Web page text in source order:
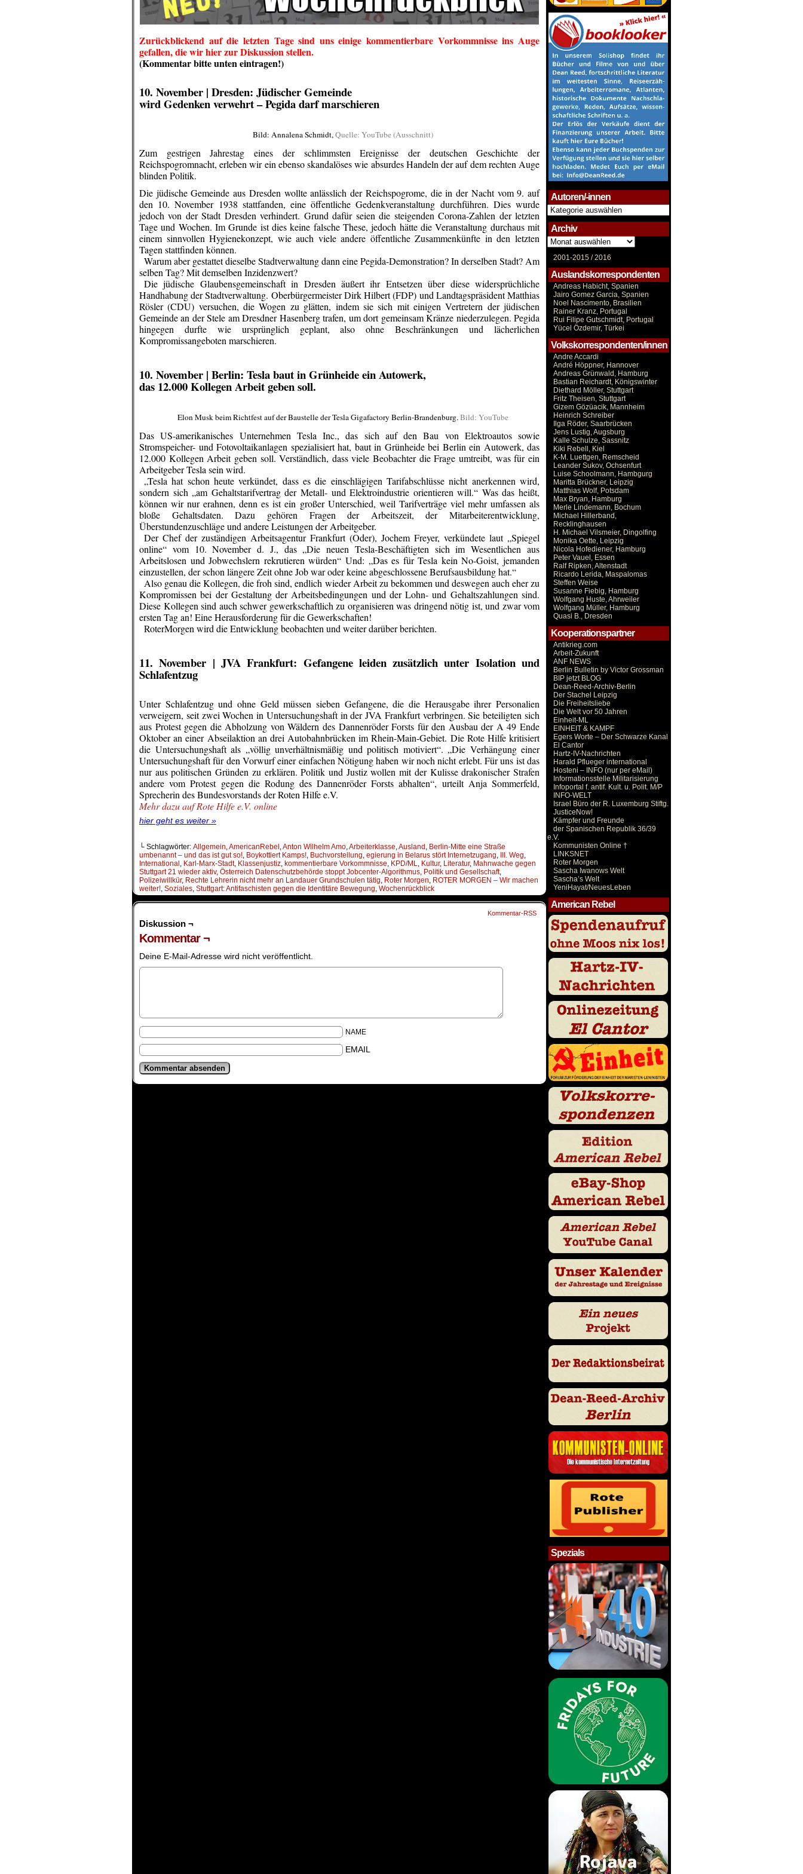
Zurückblickend auf die letzten Tage sind uns einige kommentierbare Vorkommnisse ins Auge
gefallen, die wir hier zur Diskussion stellen.
(Kommentar bitte unten eintragen!)
10. November | Dresden: Jüdischer Gemeinde
wird Gedenken verwehrt – Pegida darf marschieren
Bild: Annalena Schmidt,Quelle: YouTube (Ausschnitt)
Zum gestrigen Jahrestag eines der schlimmsten Ereignisse der deutschen Geschichte der
Reichspogromnacht, erleben wir ein ebenso skandalöses wie absurdes Handeln der auf dem rechten Auge
blinden Politik.
Die jüdische Gemeinde aus Dresden wollte anlässlich der Reichspogrome, die in der Nacht vom 9. auf
den 10. November 1938 stattfanden, eine öffentliche Gedenkveranstaltung durchführen. Dies wurde
jedoch von der Stadt Dresden verhindert. Grund dafür seien die steigenden Corona-Zahlen der letzten
Tage und Wochen. Im Grunde ist dies keine falsche These, jedoch hätte die Veranstaltung durchaus mit
einem sinnvollen Hygienekonzept, wie auch viele andere öffentliche Zusammenkünfte in den letzten
Tagen stattfinden können.
Warum aber gestattet dieselbe Stadtverwaltung dann eine Pegida-Demonstration? In derselben Stadt? Am
selben Tag? Mit demselben Inzidenzwert?
Die jüdische Glaubensgemeinschaft in Dresden äußert ihr Entsetzen über diese widersprüchliche
Handhabung der Stadtverwaltung. Oberbürgermeister Dirk Hilbert (FDP) und Landtagspräsident Matthias
Rösler (CDU) versuchen, die Wogen zu glätten, indem sie sich mit einigen Vertretern der jüdischen
Gemeinde an der Stele am Dresdner Hasenberg trafen, um dort gemeinsam Kränze niederzulegen. Pegida
hingegen durfte wie ursprünglich geplant, also ohne Beschränkungen und lächerlichen
Kompromissangeboten marschieren.
10. November | Berlin: Tesla baut in Grünheide ein Autowerk,
das 12.000 Kollegen Arbeit geben soll.
Elon Musk beim Richtfest auf der Baustelle der Tesla Gigafactory Berlin-Brandenburg.Bild: YouTube
Das US-amerikanisches Unternehmen Tesla Inc., das sich auf den Bau von Elektroautos sowie
Stromspeicher- und Fotovoltaikanlagen spezialisiert hat, baut in Grünheide bei Berlin ein Autowerk, das
12.000 Kollegen Arbeit geben soll. Verständlich, dass viele Beobachter die Frage umtreibt, was für ein
Arbeitgeber Tesla sein wird.
„Tesla hat schon heute verkündet, dass es die einschlägigen Tarifabschlüsse nicht anerkennen wird,
sondern sich „am Gehaltstarifvertrag der Metall- und Elektroindustrie orientieren will.“ Was das heißt,
können wir nur erahnen, denn es ist ein großer Unterschied, weil Tarifverträge viel mehr umfassen als
bloße Gehaltsdaten. Dazu gehören Fragen der Arbeitszeit, der Mitarbeiterentwicklung,
Überstundenzuschläge und andere Leistungen der Arbeitgeber.
Der Chef der zuständigen Arbeitsagentur Frankfurt (Oder), Jochem Freyer, verkündete laut „Spiegel
online“ vom 10. November d. J., das „Die neuen Tesla-Beschäftigten sich im Wesentlichen aus
Arbeitslosen und Jobwechslern rekrutieren würden“ Und: „Das es für Tesla kein No-Goist, jemanden
einzustellen, der schon längere Zeit ohne Job war oder keine abgeschlossene Berufsausbildung hat.“
Also genau die Kollegen, die froh sind, endlich wieder Arbeit zu bekommen und deswegen auch eher zu
Kompromissen bei der Gestaltung der Arbeitsbedingungen und der Lohn- und Gehaltszahlungen sind.
Diese Kollegen sind auch schwer gewerkschaftlich zu organisieren was dringend nötig ist, und zwar vom
ersten Tag an! Eine Herausforderung für die Gewerkschaften!
RoterMorgen wird die Entwicklung beobachten und weiter darüber berichten.
11. November | JVA Frankfurt: Gefangene leiden zusätzlich unter Isolation und
Schlafentzug
Unter Schlafentzug und ohne Geld müssen sieben Gefangene, die die Herausgabe ihrer Personalien
verweigern, seit zwei Wochen in Untersuchungshaft in der JVA Frankfurt verbringen. Sie beteiligten sich
aus Protest gegen die Abholzung von Wäldern des Dannenröder Forsts für den Ausbau der A 49 Ende
Oktober an einer Abseilaktion an drei Autobahnbrücken im Rhein-Main-Gebiet. Die Rote Hilfe kritisiert
die Untersuchungshaft als „völlig unverhältnismäßig und politisch motiviert“. „Die Verhängung einer
Untersuchungshaft für den Vorwurf einer einfachen Nötigung haben wir noch nicht erlebt. Für uns ist das
nur aus politischen Gründen zu erklären. Politik und Justiz wollen mit der Kulisse drakonischer Strafen
andere vom Protest gegen die Rodung des Dannenröder Forsts abhalten“, urteilt Anja Sommerfeld,
Sprecherin des Bundesvorstands der Roten Hilfe e.V.
Mehr dazu auf Rote Hilfe e.V. online
hier geht es weiter »
└ Schlagwörter: Allgemein,AmericanRebel ,Anton Wilhelm Amo,Arbeiterklasse,Ausland , Berlin-Mitte eine Straße
umbenannt – und das ist gut so!, Boykottiert Kamps!, Buchvorstellung, egierung in Belarus stört Internetzugang, III. Weg,
International , Karl-Marx-Stadt, Klassenjustiz, kommentierbare Vorkommnisse, KPD/ML, Kultur, Literatur, Mahnwache gegen
Stuttgart 21 wieder aktiv, Österreich Datenschutzbehörde stoppt Jobcenter-Algorithmus, Politik und Gesellschaft,
Polizeiwillkür, Rechte Lehrerin nicht mehr an Landauer Grundschulen tätig, Roter Morgen, ROTER MORGEN – Wir machen
weiter!, Soziales, Stuttgart: Antifaschisten gegen die Identitäre Bewegung, Wochenrückblick
Kommentar-RSS
Diskussion ¬
Kommentar ¬
Deine E-Mail-Adresse wird nicht veröffentlicht.
NAME
EMAIL
Autoren/-innen
Autoren/-
innen
Archiv
Archiv
2001-2015 /2016
Auslandskorrespondenten
Andreas Habicht, Spanien
Jairo Gomez Garcia, Spanien
Noel Nascimento, Brasilien
Rainer Kranz, Portugal
Rui Filipe Gutschmidt, Portugal
Yücel Özdemir, Türkei
Volkskorrespondenten/innen
Andre Accardi
André Höppner, Hannover
Andreas Grünwald, Hamburg
Bastian Reichardt, Königswinter
Diethard Möller, Stuttgart
Fritz Theisen, Stuttgart
Gizem Gözüacik, Mannheim
Heinrich Schreiber
Ilga Röder, Saarbrücken
Jens Lustig, Augsburg
Kalle Schulze, Sassnitz
Kiki Rebell, Kiel
K-M. Luettgen, Remscheid
Leander Sukov, Ochsenfurt
Luise Schoolmann, Hambgurg
Maritta Brückner, Leipzig
Matthias Wolf, Potsdam
Max Bryan, Hamburg
Merle Lindemann, Bochum
Michael Hillerband,
Recklinghausen
H. Michael Vilsmeier, Dingolfing
Monika Oette, Leipzig
Nicola Hofediener, Hamburg
Peter Vauel, Essen
Ralf Ripken, Altenstadt
Ricardo Lerida, Maspalomas
Steffen Weise
Susanne Fiebig, Hamburg
Wolfgang Huste, Ahrweiler
Wolfgang Müller, Hamburg
Quasi B., Dresden
Kooperationspartner
Antikrieg.com
Arbeit-Zukunft
ANF NEWS
Berlin Bulletin by Victor Grossman
BIP jetzt BLOG
Dean-Reed-Archiv-Berlin
Der Stachel Leipzig
Die Freiheitsliebe
Die Welt vor 50 Jahren
Einheit-ML
EINHEIT & KAMPF
Egers Worte – Der Schwarze Kanal
El Cantor
Hartz-IV-Nachrichten
Harald Pflueger international
Hosteni – INFO (nur per eMail)
Informationsstelle Militarisierung
Infoportal f. antif. Kult. u. Polit. M/P
INFO-WELT
Israel Büro der R. Luxemburg Stiftg.
JusticeNow!
Kämpfer und Freunde
der Spanischen Republik 36/39
e.V.
Kommunisten Online †
LINKSNET
Roter Morgen
Sascha Iwanows Welt
Sascha’s Welt
YeniHayat/NeuesLeben
American Rebel
Spezials